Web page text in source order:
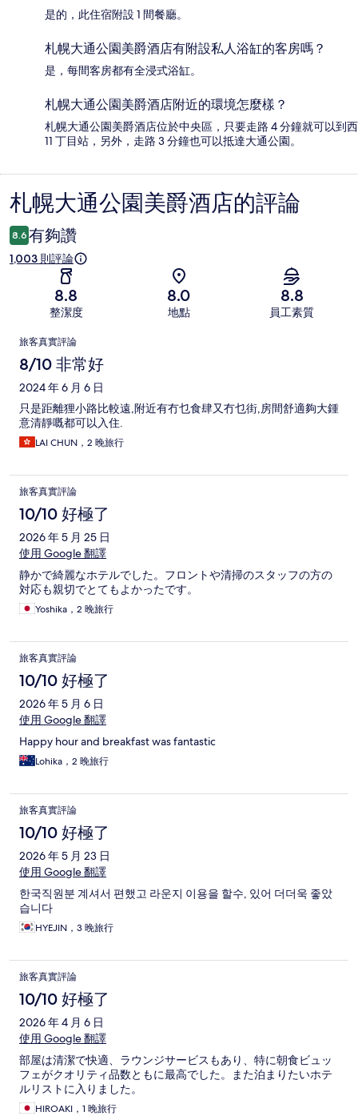
是的，此住宿附設 1 間餐廳。
札幌大通公園美爵酒店有附設私人浴缸的客房嗎？
是，每間客房都有全浸式浴缸。
札幌大通公園美爵酒店附近的環境怎麼樣？
札幌大通公園美爵酒店位於中央區，只要走路 4 分鐘就可以到西
11 丁目站，另外，走路 3 分鐘也可以抵達大通公園。
評
論
札幌大通公園美爵酒店的評論
8.6 有夠讚
1,003 則評論
8.8
整潔度
8.0
地點
8.8
員工素質
評
論
旅客真實評論
8/10 非常好
2024 年 6 月 6 日
只是距離狸小路比較遠,附近有冇乜食肆又冇乜街,房間舒適夠大鍾
意清靜嘅都可以入住.
LAI CHUN，2 晚旅行
旅客真實評論
10/10 好極了
2026 年 5 月 25 日
使用 Google 翻譯
静かで綺麗なホテルでした。フロントや清掃のスタッフの方の
対応も親切でとてもよかったです。
Yoshika，2 晚旅行
旅客真實評論
10/10 好極了
2026 年 5 月 6 日
使用 Google 翻譯
Happy hour and breakfast was fantastic
Lohika，2 晚旅行
旅客真實評論
10/10 好極了
2026 年 5 月 23 日
使用 Google 翻譯
한국직원분 계셔서 편했고 라운지 이용을 할수, 있어 더더욱 좋았
습니다
HYEJIN，3 晚旅行
旅客真實評論
10/10 好極了
2026 年 4 月 6 日
使用 Google 翻譯
部屋は清潔で快適、ラウンジサービスもあり、特に朝食ビュッ
フェがクオリティ品数ともに最高でした。また泊まりたいホテ
ルリストに入りました。
HIROAKI，1 晚旅行